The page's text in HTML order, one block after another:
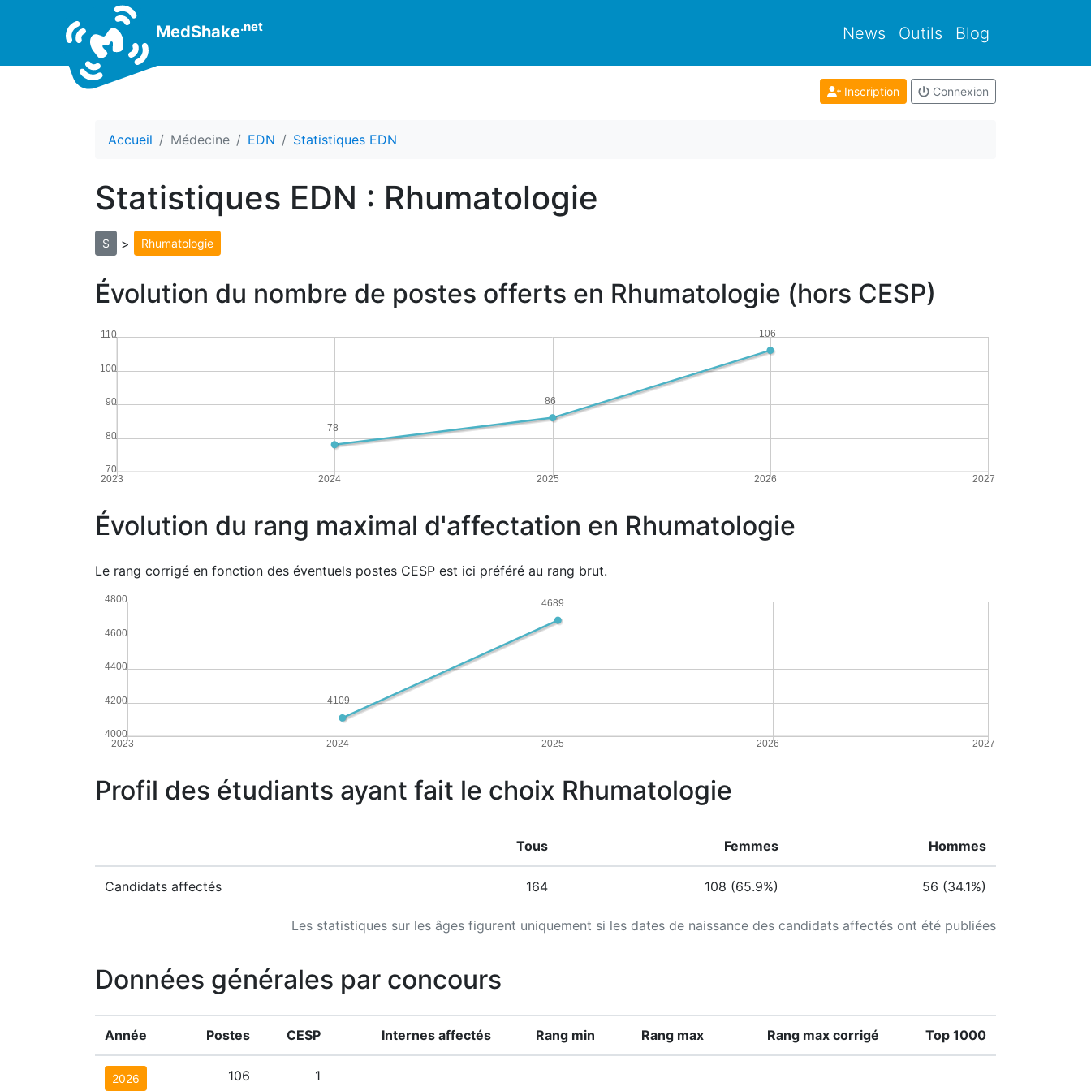
MedShake.net News Outils Blog
Inscription Connexion
Accueil Médecine EDN Statistiques EDN
Statistiques EDN : Rhumatologie
S > Rhumatologie
Évolution du nombre de postes offerts en Rhumatologie (hors CESP)
2023 2024 2025 2026 2027
70
80
90
100
110 106
86
78
Évolution du rang maximal d'affectation en Rhumatologie
Le rang corrigé en fonction des éventuels postes CESP est ici préféré au rang brut.
2023 2024 2025 2026 2027
4000
4200
4400
4600
4800 4689
4109
Profil des étudiants ayant fait le choix Rhumatologie
Les statistiques sur les âges figurent uniquement si les dates de naissance des candidats affectés ont été publiées
Tous Femmes Hommes
Candidats affectés 164 108 (65.9%) 56 (34.1%)
Données générales par concours
Année Postes CESP Internes affectés Rang min Rang max Rang max corrigé Top 1000
2026 106 1